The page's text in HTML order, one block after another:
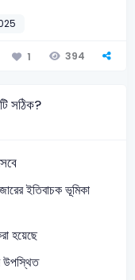
1 394
সঠিক?
ইতিবাচক ভূমিকা
হয়েছে
উপস্থিত